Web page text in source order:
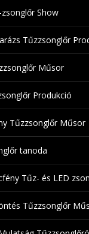
Show
Tűzzsonglőr
Műsor
Produkció
Tűzzsonglőr Műsor
tanoda
Tűz- és LED
Tűzzsonglőr